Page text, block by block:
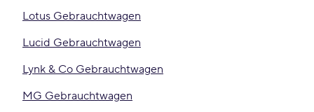
Lotus Gebrauchtwagen
Lucid Gebrauchtwagen
Lynk & Co Gebrauchtwagen
MG Gebrauchtwagen